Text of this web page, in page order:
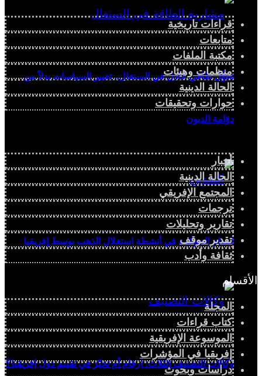
تحوُّل طاقي عادل في السنغال.. تغيير السياسات بدلاً من
دوّامة الديون
انعدام الحوكمة في أنشطة استغلال الذهب بوسط إفريقيا
وكالات التصنيف الثلاث: أرقام أم تحيّز في تقييم دول إفريقيا؟
قراءات تاريخية
متابعات
مكتبة الملفات
منظمات وهيئات
الحالة الدينية
حوارات وتحقيقات
أخبار
الحالة الدينية
المجتمع الإفريقي
ترجمات
تقارير وتحليلات
تقدير موقف
ثقافة وأدب
الأقسام
المجلة
كتاب قراءات
الموسوعة الإفريقية
إفريقيا في المؤشرات
دراسات وبحوث